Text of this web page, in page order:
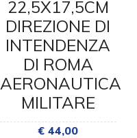
22,5X17,5CM
DIREZIONE DI
INTENDENZA
DI ROMA
AERONAUTICA
MILITARE
€ 44,00